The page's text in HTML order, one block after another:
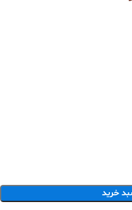
خرید